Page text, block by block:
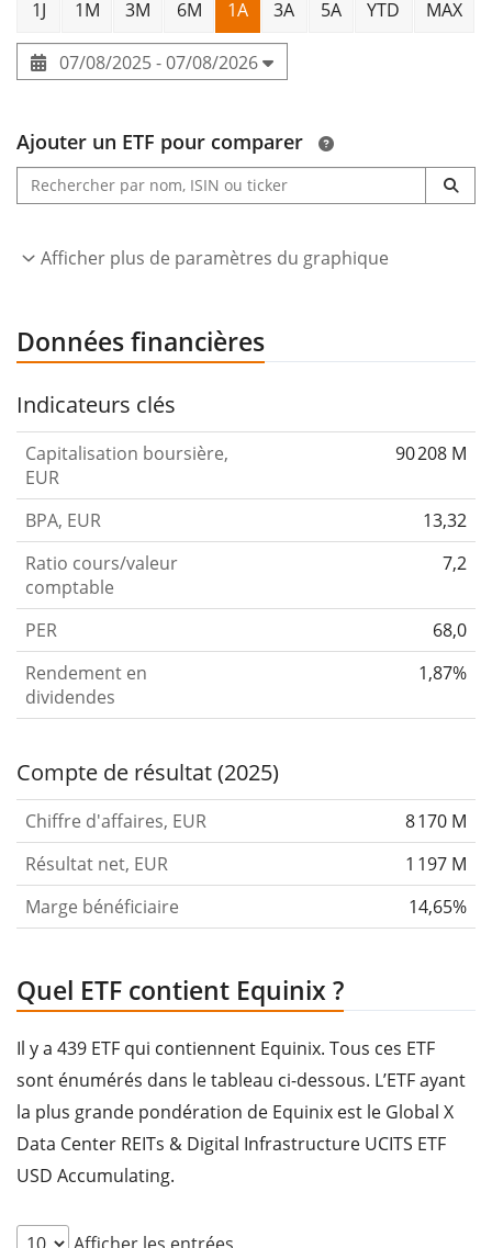
1J 1M 3M 6M 1A 3A 5A YTD MAX
07/08/2025 - 07/08/2026
Ajouter un ETF pour comparer
Afficher plus de paramètres du graphique
Données financières
Indicateurs clés
Capitalisation boursière,
EUR
90 208 M
BPA, EUR
13,32
Ratio cours/valeur
comptable
7,2
PER
68,0
Rendement en
dividendes
1,87%
Compte de résultat (2025)
Chiffre d'affaires, EUR
8 170 M
Résultat net, EUR
1 197 M
Marge bénéficiaire
14,65%
Quel ETF contient Equinix ?
Il y a 439 ETF qui contiennent Equinix. Tous ces ETF
sont énumérés dans le tableau ci-dessous. L’ETF ayant
la plus grande pondération de Equinix est le Global X
Data Center REITs & Digital Infrastructure UCITS ETF
USD Accumulating.